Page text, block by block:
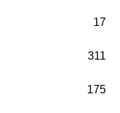
17
311
175